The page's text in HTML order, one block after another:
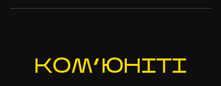
КОМ’ЮНІТІ